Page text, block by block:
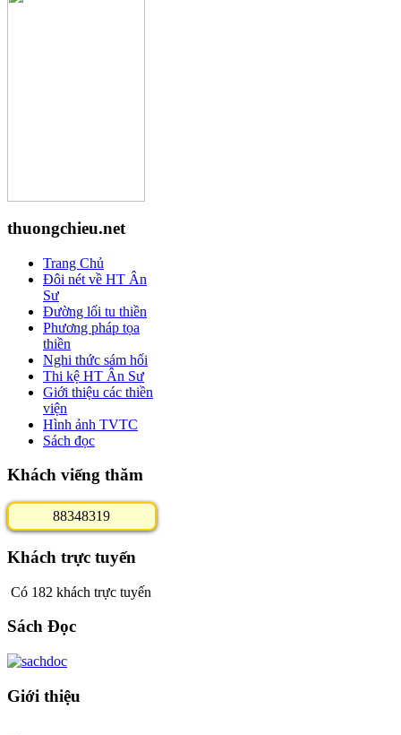
thuongchieu.net
Trang Chủ
Đôi nét về HT Ân
Sư
Đường lối tu thiền
Phương pháp tọa
thiền
Nghi thức sám hối
Thi kệ HT Ân Sư
Giới thiệu các thiền
viện
Hình ảnh TVTC
Sách đọc
Khách viếng thăm
88348319
Khách trực tuyến
Có 182 khách trực tuyến
Sách Đọc
Giới thiệu